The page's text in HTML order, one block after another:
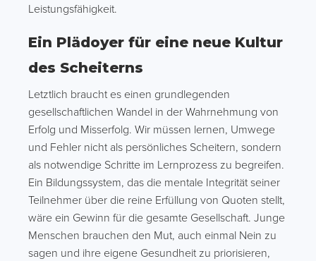
Leistungsfähigkeit.
Ein Plädoyer für eine neue Kultur
des Scheiterns
Letztlich braucht es einen grundlegenden
gesellschaftlichen Wandel in der Wahrnehmung von
Erfolg und Misserfolg. Wir müssen lernen, Umwege
und Fehler nicht als persönliches Scheitern, sondern
als notwendige Schritte im Lernprozess zu begreifen.
Ein Bildungssystem, das die mentale Integrität seiner
Teilnehmer über die reine Erfüllung von Quoten stellt,
wäre ein Gewinn für die gesamte Gesellschaft. Junge
Menschen brauchen den Mut, auch einmal Nein zu
sagen und ihre eigene Gesundheit zu priorisieren,